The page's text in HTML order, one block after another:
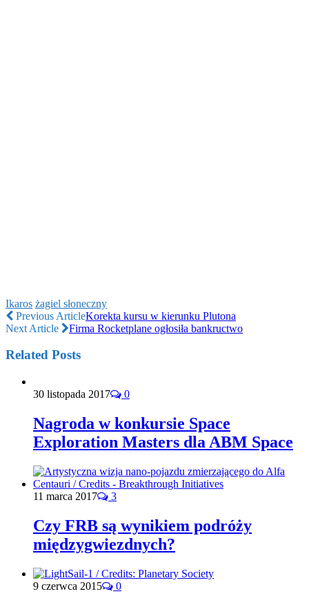
Ikaros żagiel słoneczny
Previous ArticleKorekta kursu w kierunku Plutona
Next Article
Firma Rocketplane ogłosiła bankructwo
Related Posts
30 listopada 2017 0
Nagroda w konkursie Space
Exploration Masters dla ABM Space
11 marca 2017 3
Czy FRB są wynikiem podróży
międzygwiezdnych?
9 czerwca 2015 0